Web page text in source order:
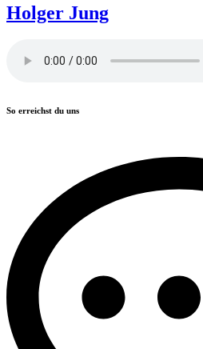
Holger Jung
So erreichst du uns